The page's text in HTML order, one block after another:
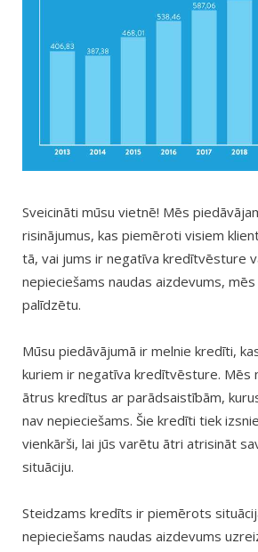
Sveicināti mūsu vietnē! Mēs
risinājumus, kas piemēroti visiem
tā, vai jums ir negatīva kredītvēsture
nepieciešams naudas aizdevums,
palīdzētu.
Mūsu piedāvājumā ir melnie kredīti,
kuriem ir negatīva kredītvēsture. Mēs
ātrus kredītus ar parādsaistībām,
nav nepieciešams. Šie kredīti tiek
vienkārši, lai jūs varētu ātri atrisināt
situāciju.
Steidzams kredīts ir piemērots
nepieciešams naudas aizdevums